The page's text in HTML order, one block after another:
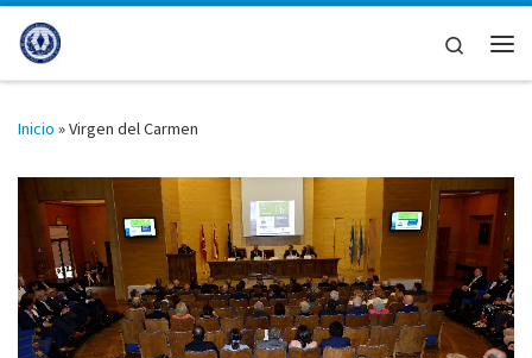
Saltar al contenido
Search
Inicio »Virgen del Carmen